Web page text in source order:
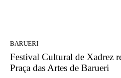
BARUERI
Festival Cultural de Xadrez
Praça das Artes de Barueri